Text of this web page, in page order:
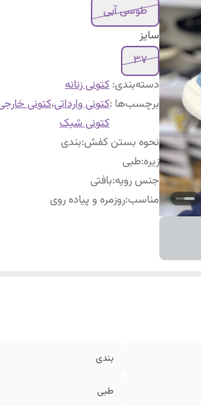
طوسی آبی
سایز
37
دسته‌بندی: کتونی زنانه
برچسب‌ها :کتونی وارداتی،کتونی
کتونی شیک
نحوه بستن کفش:بندی
زیره:طبی
جنس رویه:بافتی
مناسب:روزمره و پیاده روی
بندی
طبی